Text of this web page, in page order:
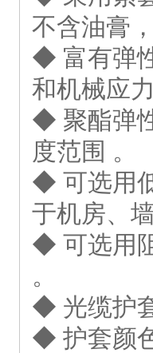
不含油膏
◆ 富有弹
和机械应
◆ 聚酯弹
度范围 。
◆ 可选用
于机房、
◆ 可选用
。
◆ 光缆护
◆ 护套颜